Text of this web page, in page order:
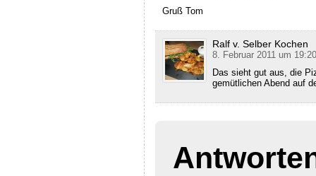
Gruß Tom
Ralf v. Selber Kochen
8. Februar 2011 um 19:20
Das sieht gut aus, die
gemütlichen Abend auf